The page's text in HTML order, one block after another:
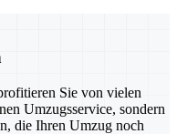
Sie von vielen
Umzugsservice, sondern
die Ihren Umzug noch